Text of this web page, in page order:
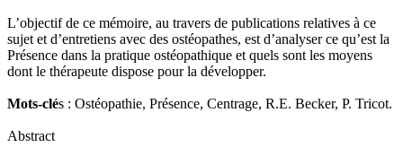
L’objectif de ce mémoire, au travers de publications relatives à ce
sujet et d’entretiens avec des ostéopathes, est d’analyser ce qu’est la
Présence dans la pratique ostéopathique et quels sont les moyens
dont le thérapeute dispose pour la développer.
Mots-clés : Ostéopathie, Présence, Centrage, R.E. Becker, P. Tricot.
Abstract